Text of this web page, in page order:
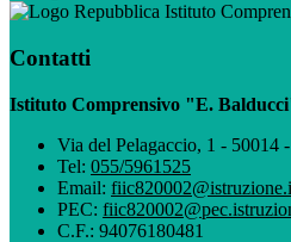
Istituto
Contatti
Istituto Comprensivo "E.
Via del Pelagaccio, 1 - 50014
Tel: 055/5961525
Email:
PEC:
C.F.: 94076180481